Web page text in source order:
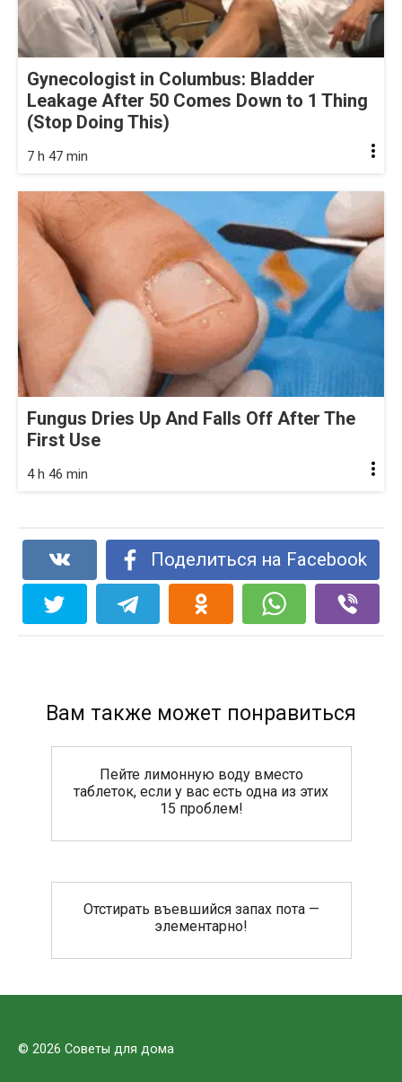
Gynecologist in Columbus: Bladder
Leakage After 50 Comes Down to 1 Thing
(Stop Doing This)
7 h 47 min
Fungus Dries Up And Falls Off After The
First Use
4 h 46 min
Поделиться на Facebook
Вам также может понравиться
Пейте лимонную воду вместо
таблеток, если у вас есть одна из этих
15 проблем!
Отстирать въевшийся запах пота —
элементарно!
© 2026 Советы для дома